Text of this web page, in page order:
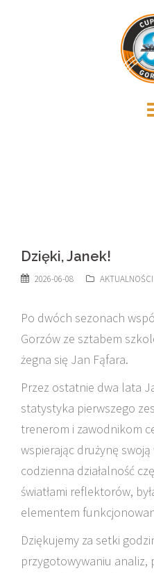
Dzięki, Janek!
2026-06-08 AKTUALNOŚCI
Po dwóch sezonach
Gorzów ze sztabem
żegna się Jan Fąfara.
Przez ostatnie dwa lata
statystyka pierwszego
trenerom i zawodnikom
wspierając drużynę swoją
codzienna działalność
światłami reflektorów,
elementem
Dziękujemy za setki
przygotowywaniu analiz,